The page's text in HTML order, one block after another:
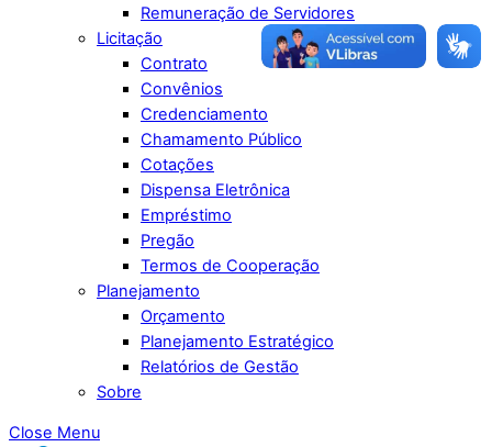
Remuneração de Servidores
Licitação
Contrato
Convênios
Credenciamento
Chamamento Público
Cotações
Dispensa Eletrônica
Empréstimo
Pregão
Termos de Cooperação
Planejamento
Orçamento
Planejamento Estratégico
Relatórios de Gestão
Sobre
Close Menu